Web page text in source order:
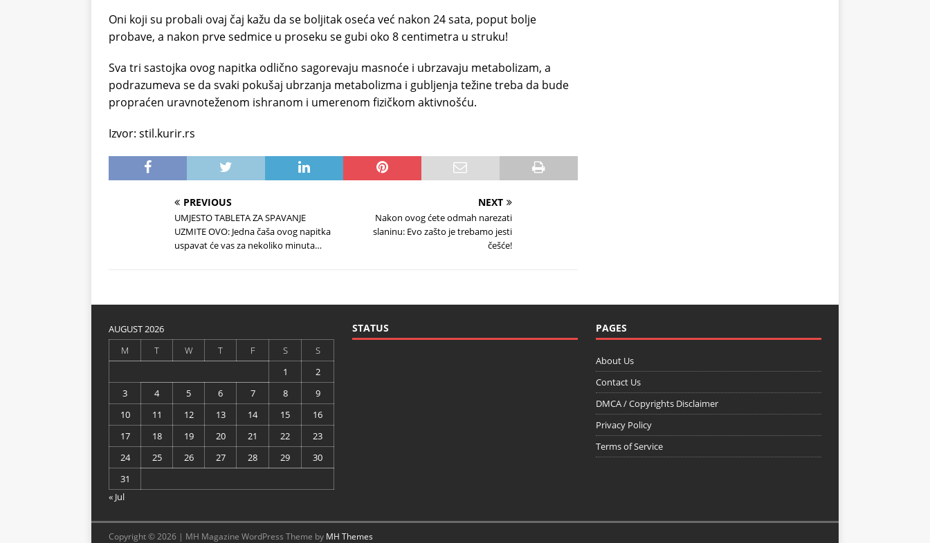
Oni koji su probali ovaj čaj kažu da se boljitak oseća već nakon 24 sata, poput bolje
probave, a nakon prve sedmice u proseku se gubi oko 8 centimetra u struku!
Sva tri sastojka ovog napitka odlično sagorevaju masnoće i ubrzavaju metabolizam, a
podrazumeva se da svaki pokušaj ubrzanja metabolizma i gubljenja težine treba da bude
propraćen uravnoteženom ishranom i umerenom fizičkom aktivnošću.
Izvor: stil.kurir.rs
PREVIOUS
UMJESTO TABLETA ZA SPAVANJE
UZMITE OVO: Jedna čaša ovog napitka
uspavat će vas za nekoliko minuta…
NEXT
Nakon ovog ćete odmah narezati
slaninu: Evo zašto je trebamo jesti
češće!
AUGUST 2026
M
T W T F S
S
1
2
3
4 5 6 7 8
9
10
11 12 13 14 15
16
17
18 19 20 21 22
23
24
25 26 27 28 29
30
31
« Jul
STATUS PAGES
About Us
Contact Us
DMCA / Copyrights Disclaimer
Privacy Policy
Terms of Service
Copyright © 2026 | MH Magazine WordPress Theme by MH Themes